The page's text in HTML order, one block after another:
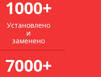
1000+
Установлено
и
заменено
7000+